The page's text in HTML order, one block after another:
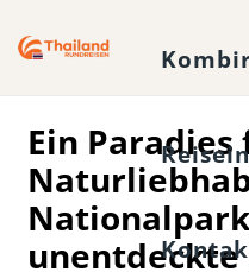
Ein Paradies
unentdeckte